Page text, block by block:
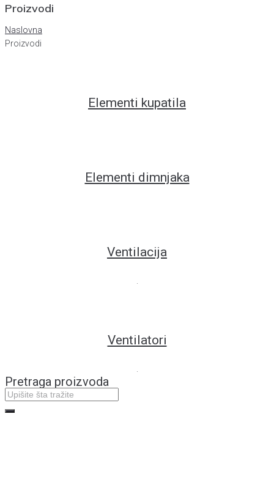
Proizvodi
Naslovna
Proizvodi
Elementi kupatila
Elementi dimnjaka
Ventilacija
Ventilatori
Pretraga proizvoda